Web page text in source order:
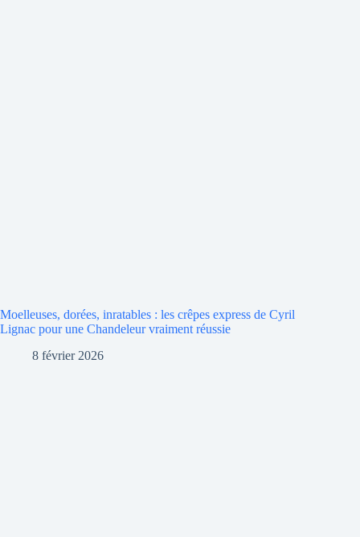
Moelleuses, dorées, inratables : les crêpes express de Cyril
Lignac pour une Chandeleur vraiment réussie
8 février 2026